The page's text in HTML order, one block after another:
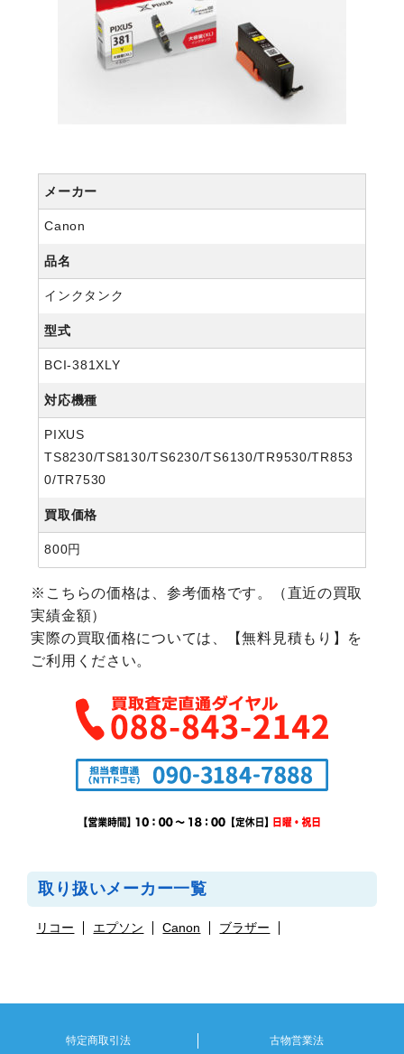
メーカー
Canon
品名
インクタンク
型式
BCI-381XLY
対応機種
PIXUS
TS8230/TS8130/TS6230/TS6130/TR9530/TR853
0/TR7530
買取価格
800円
※こちらの価格は、参考価格です。（直近の買取
実績金額）
実際の買取価格については、【無料見積もり】を
ご利用ください。
取り扱いメーカー一覧
リコー エプソン Canon ブラザー
特定商取引法 古物営業法